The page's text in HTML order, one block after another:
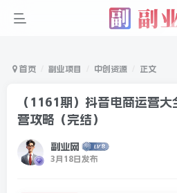
首页 副业项目 中创资源 正文
（1161期）抖音电商运营
营攻略（完结）
副业网
3月18日发布